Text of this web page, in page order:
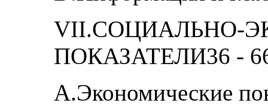
VII.СОЦИАЛЬНО-
ПОКАЗАТЕЛИ36 -
A.Экономические